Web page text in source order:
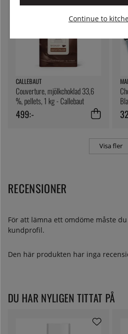
CALLEBAUT
Couverture, mjölkchoklad 33,6
%, pellets, 1 kg - Callebaut
499:-
Visa fler
RECENSIONER
För att lämna ett omdöme måste du
kundprofil.
Den här produkten har inga
DU HAR NYLIGEN TITTAT PÅ
Continue to